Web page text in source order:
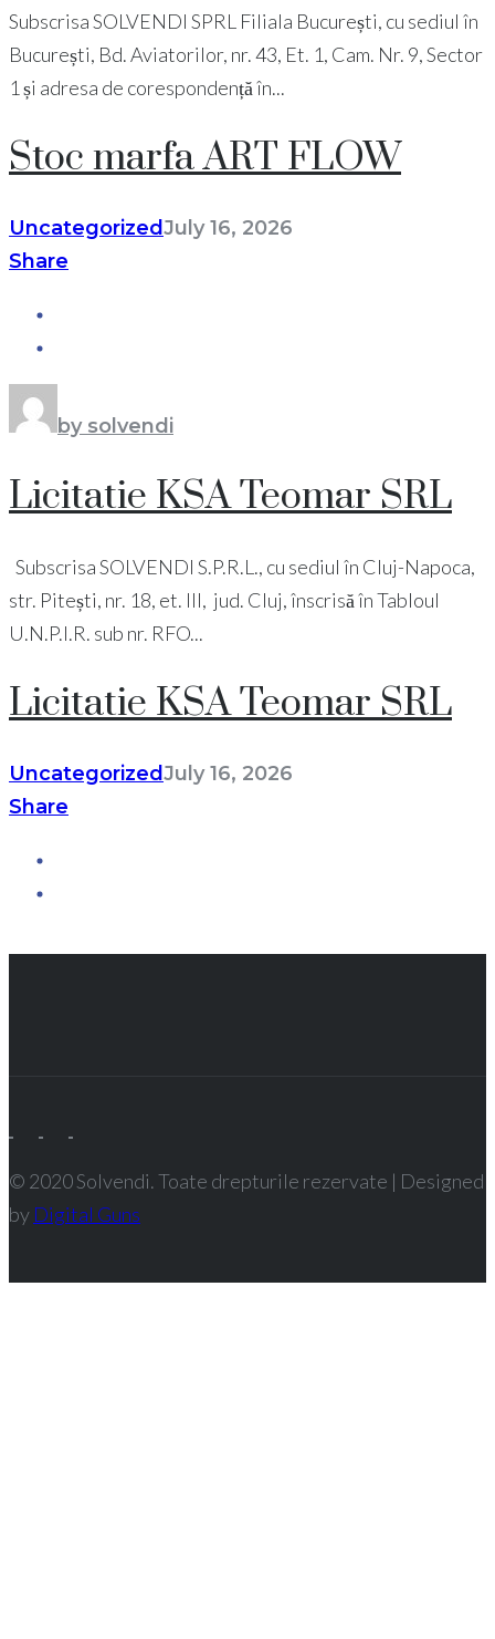
Subscrisa SOLVENDI SPRL Filiala București, cu sediul în
București, Bd. Aviatorilor, nr. 43, Et. 1, Cam. Nr. 9, Sector
1 și adresa de corespondență în...
Stoc marfa ART FLOW
UncategorizedJuly 16, 2026
Share
by solvendi
Licitatie KSA Teomar SRL
Subscrisa SOLVENDI S.P.R.L., cu sediul în Cluj-Napoca,
str. Pitești, nr. 18, et. III, jud. Cluj, înscrisă în Tabloul
U.N.P.I.R. sub nr. RFO...
Licitatie KSA Teomar SRL
UncategorizedJuly 16, 2026
Share
© 2020 Solvendi. Toate drepturile rezervate | Designed
by Digital Guns